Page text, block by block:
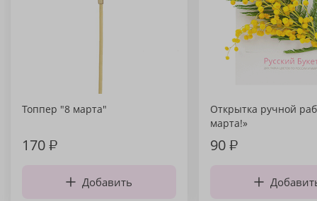
Топпер "8 марта"
170₽
Добавить
Открытка ручной
марта!»
90₽